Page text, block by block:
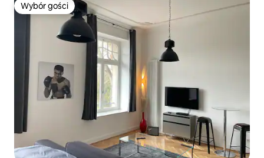
Wybór gości
Wybór gości